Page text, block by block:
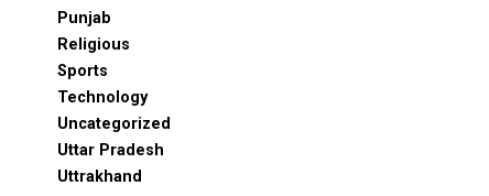
Punjab
Religious
Sports
Technology
Uncategorized
Uttar Pradesh
Uttrakhand